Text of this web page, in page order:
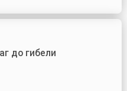
до гибели